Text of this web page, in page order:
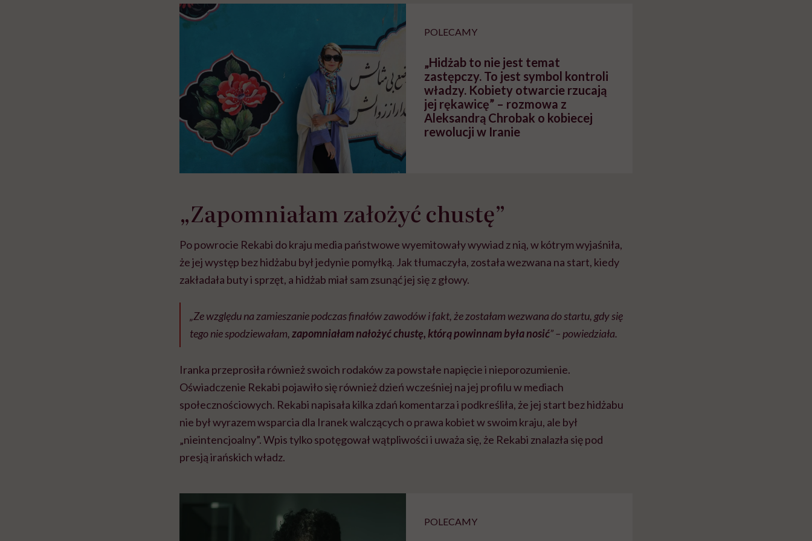
głupota i brak wyobraźni"
pracy
POLECAMY
„Hidżab to nie jest temat
zastępczy. To jest symbol kontroli
władzy. Kobiety otwarcie rzucają
jej rękawicę” – rozmowa z
Aleksandrą Chrobak o kobiecej
rewolucji w Iranie
„Zapomniałam założyć chustę”
Po powrocie Rekabi do kraju media państwowe wyemitowały wywiad z nią, w kótrym wyjaśniła,
że jej występ bez hidżabu był jedynie pomyłką. Jak tłumaczyła, została wezwana na start, kiedy
zakładała buty i sprzęt, a hidżab miał sam zsunąć jej się z głowy.
„Ze względu na zamieszanie podczas finałów zawodów i fakt, że zostałam wezwana do startu, gdy się
tego nie spodziewałam,zapomniałam nałożyć chustę, którą powinnam była nosić” – powiedziała.
Iranka przeprosiła również swoich rodaków za powstałe napięcie i nieporozumienie.
Oświadczenie Rekabi pojawiło się również dzień wcześniej na jej profilu w mediach
społecznościowych. Rekabi napisała kilka zdań komentarza i podkreśliła, że jej start bez hidżabu
nie był wyrazem wsparcia dla Iranek walczących o prawa kobiet w swoim kraju, ale był
„nieintencjoalny”. Wpis tylko spotęgował wątpliwości i uważa się, że Rekabi znalazła się pod
presją irańskich władz.
POLECAMY